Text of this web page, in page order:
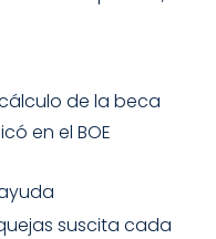
de la beca
en el BOE
suscita cada